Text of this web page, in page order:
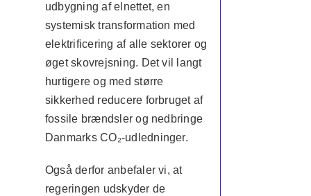
udbygning af elnettet, en
systemisk transformation med
elektrificering af alle sektorer og
øget skovrejsning. Det vil langt
hurtigere og med større
sikkerhed reducere forbruget af
fossile brændsler og nedbringe
Danmarks CO₂-udledninger.
Også derfor anbefaler vi, at
regeringen udskyder de